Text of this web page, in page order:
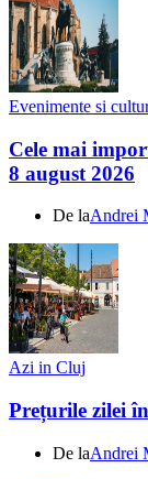
Evenimente si
Cele mai
8 august 2026
De laAndrei
Azi in Cluj
Prețurile zilei
De laAndrei